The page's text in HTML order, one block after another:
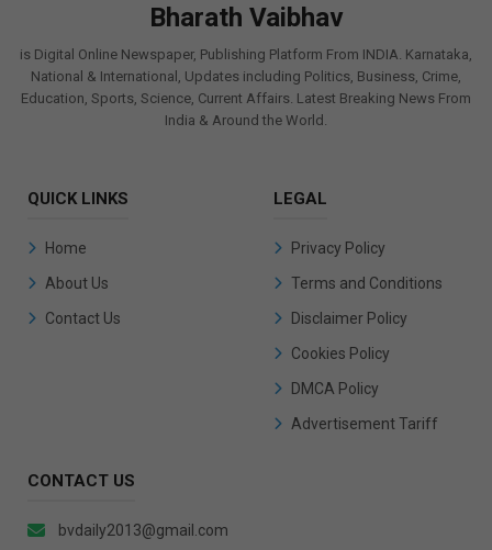
Bharath Vaibhav
is Digital Online Newspaper, Publishing Platform From INDIA. Karnataka,
National & International, Updates including Politics, Business, Crime,
Education, Sports, Science, Current Affairs. Latest Breaking News From
India & Around the World.
QUICK LINKS
Home
About Us
Contact Us
LEGAL
Privacy Policy
Terms and Conditions
Disclaimer Policy
Cookies Policy
DMCA Policy
Advertisement Tariff
CONTACT US
bvdaily2013@gmail.com